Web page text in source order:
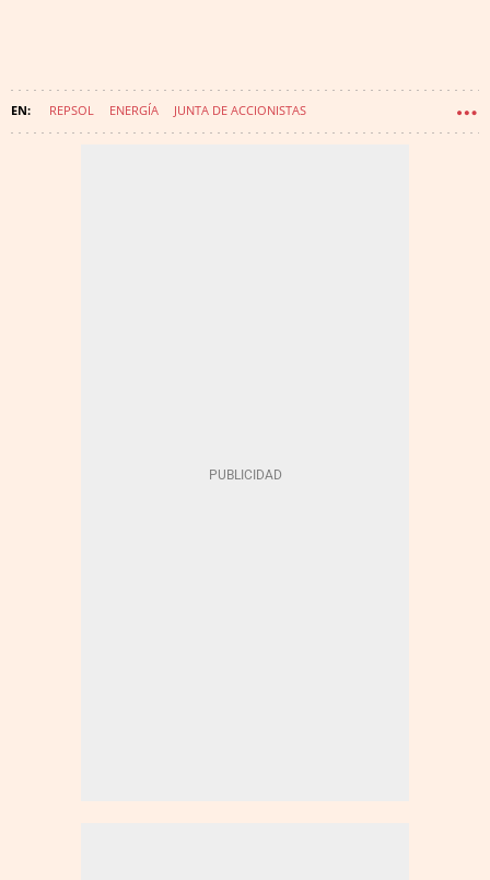
REPSOL ENERGÍA JUNTA DE ACCIONISTAS